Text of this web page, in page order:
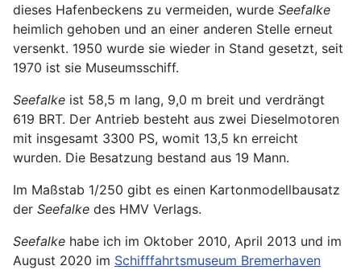
dieses Hafenbeckens zu vermeiden, wurde Seefalke
heimlich gehoben und an einer anderen Stelle erneut
versenkt. 1950 wurde sie wieder in Stand gesetzt, seit
1970 ist sie Museumsschiff.
Seefalke ist 58,5 m lang, 9,0 m breit und verdrängt
619 BRT. Der Antrieb besteht aus zwei Dieselmotoren
mit insgesamt 3300 PS, womit 13,5 kn erreicht
wurden. Die Besatzung bestand aus 19 Mann.
Im Maßstab 1/250 gibt es einen Kartonmodellbausatz
der Seefalke des HMV Verlags.
Seefalke habe ich im Oktober 2010, April 2013 und im
August 2020 im Schifffahrtsmuseum Bremerhaven